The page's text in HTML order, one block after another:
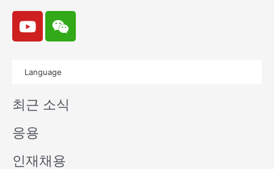
Y
o
u
e
W
e
i
n
Language
최근 소식
응용
인재채용